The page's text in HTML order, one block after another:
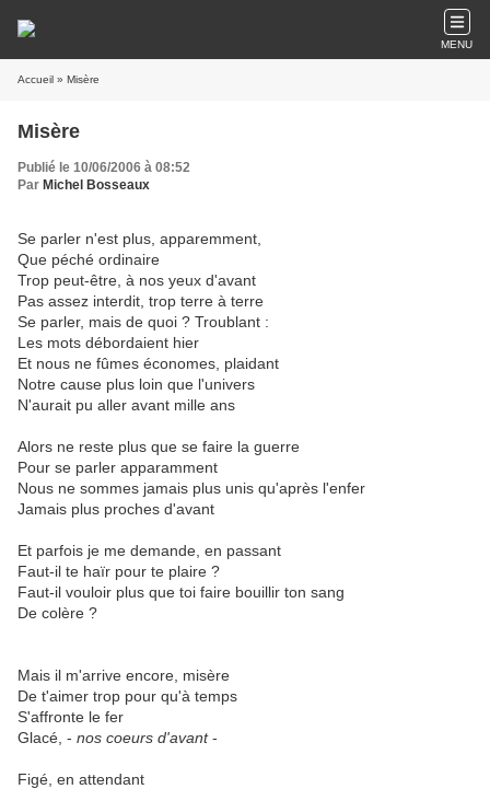
MENU
Accueil » Misère
Misère
Publié le 10/06/2006 à 08:52
Par Michel Bosseaux
Se parler n'est plus, apparemment,
Que péché ordinaire
Trop peut-être, à nos yeux d'avant
Pas assez interdit, trop terre à terre
Se parler, mais de quoi ? Troublant :
Les mots débordaient hier
Et nous ne fûmes économes, plaidant
Notre cause plus loin que l'univers
N'aurait pu aller avant mille ans
Alors ne reste plus que se faire la guerre
Pour se parler apparamment
Nous ne sommes jamais plus unis qu'après l'enfer
Jamais plus proches d'avant
Et parfois je me demande, en passant
Faut-il te haïr pour te plaire ?
Faut-il vouloir plus que toi faire bouillir ton sang
De colère ?
Mais il m'arrive encore, misère
De t'aimer trop pour qu'à temps
S'affronte le fer
Glacé, - nos coeurs d'avant-
Figé, en attendant